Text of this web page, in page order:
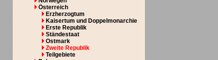
Österreich
Erzherzogtum
Kaisertum und Doppelmonarchie
Erste Republik
Ständestaat
Ostmark
Zweite Republik
Teilgebiete